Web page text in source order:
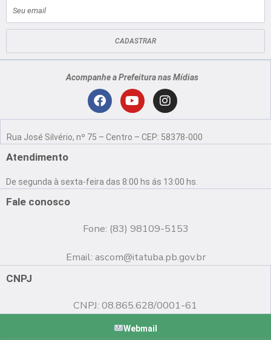
mail
CADASTRAR
Acompanhe a Prefeitura nas Mídias
F
c
o
o
Y
u
b
e
I
n
s
g
r
Rua José Silvério, nº 75 – Centro – CEP: 58378-000
Atendimento
De segunda à sexta-feira das 8:00 hs ás 13:00 hs.
Fale conosco
Fone: (83) 98109-5153
Email: ascom@itatuba.pb.gov.br
CNPJ
CNPJ: 08.865.628/0001-61
Webmail